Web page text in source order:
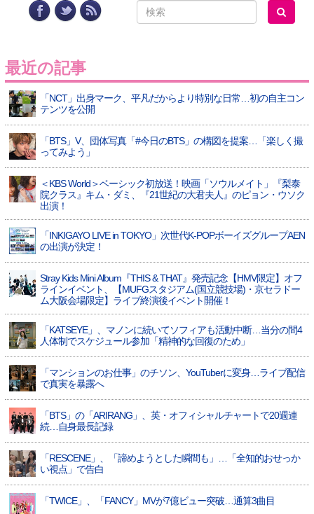
最近の記事
「NCT」出身マーク、平凡だからより特別な日常…初の自主コン
テンツを公開
「BTS」V、団体写真「#今日のBTS」の構図を提案…「楽しく撮
ってみよう」
＜KBS World＞ベーシック初放送！映画「ソウルメイト」『梨泰
院クラス』キム・ダミ、『21世紀の大君夫人』のピョン・ウソク
出演！
「INKIGAYO LIVE in TOKYO」次世代K-POPボーイズグループAEN
の出演が決定！
Stray Kids Mini Album『THIS & THAT』発売記念【HMV限定】オフ
ラインイベント、【MUFGスタジアム(国立競技場)・京セラドー
ム大阪会場限定】ライブ終演後イベント開催！
「KATSEYE」、マノンに続いてソフィアも活動中断…当分の間4
人体制でスケジュール参加「精神的な回復のため」
「マンションのお仕事」のチソン、YouTuberに変身…ライブ配信
で真実を暴露へ
「BTS」の「ARIRANG」、英・オフィシャルチャートで20週連
続…自身最長記録
「RESCENE」、「諦めようとした瞬間も」…「全知的おせっか
い視点」で告白
「TWICE」、「FANCY」MVが7億ビュー突破…通算3曲目